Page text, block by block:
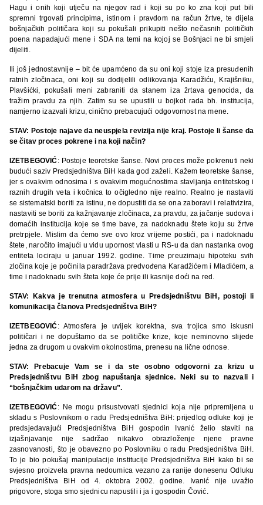
Hagu i onih koji utječu na njegov rad i koji su po ko zna koji put bili
spremni trgovati principima, istinom i pravdom na račun žrtve, te dijela
bošnjačkih političara koji su pokušali prikupiti nešto nečasnih političkih
poena napadajući mene i SDA na temi na kojoj se Bošnjaci ne bi smjeli
dijeliti.
Ili još jednostavnije – bit će upamćeno da su oni koji stoje iza presuđenih
ratnih zločinaca, oni koji su dodijelili odlikovanja Karadžiću, Krajišniku,
Plavšićki, pokušali meni zabraniti da stanem iza žrtava genocida, da
tražim pravdu za njih. Zatim su se upustili u bojkot rada bh. institucija,
namjerno izazvali krizu, cinično prebacujući odgovornost na mene.
STAV: Postoje najave da neuspjela revizija nije kraj. Postoje li šanse da
se čitav proces pokrene i na koji način?
IZETBEGOVIĆ: Postoje teoretske šanse. Novi proces može pokrenuti neki
budući saziv Predsjedništva BiH kada god zaželi. Kažem teoretske šanse,
jer s ovakvim odnosima i s ovakvim mogućnostima stavljanja entitetskog i
raznih drugih veta i kočnica to očigledno nije realno. Realno je nastaviti
se sistematski boriti za istinu, ne dopustiti da se ona zaboravi i relativizira,
nastaviti se boriti za kažnjavanje zločinaca, za pravdu, za jačanje sudova i
domaćih institucija koje se time bave, za nadoknadu štete koju su žrtve
pretrpjele. Mislim da ćemo sve ovo kroz vrijeme postići, pa i nadoknadu
štete, naročito imajući u vidu upornost vlasti u RS‑u da dan nastanka ovog
entiteta lociraju u januar 1992. godine. Time preuzimaju hipoteku svih
zločina koje je počinila paradržava predvođena Karadžićem i Mladićem, a
time i nadoknadu svih šteta koje će prije ili kasnije doći na red.
STAV: Kakva je trenutna atmosfera u Predsjedništvu BiH, postoji li
komunikacija članova Predsjedništva BiH?
IZETBEGOVIĆ: Atmosfera je uvijek korektna, sva trojica smo iskusni
političari i ne dopuštamo da se političke krize, koje neminovno slijede
jedna za drugom u ovakvim okolnostima, prenesu na lične odnose.
STAV: Prebacuje Vam se i da ste osobno odgovorni za krizu u
Predsjedništvu BiH zbog napuštanja sjednice. Neki su to nazvali i
“bošnjačkim udarom na državu”.
IZETBEGOVIĆ: Ne mogu prisustvovati sjednici koja nije pripremljena u
skladu s Poslovnikom o radu Predsjedništva BiH: prijedlog odluke koji je
predsjedavajući Predsjedništva BiH gospodin Ivanić želio staviti na
izjašnjavanje nije sadržao nikakvo obrazloženje njene pravne
zasnovanosti, što je obavezno po Poslovniku o radu Predsjedništva BiH.
To je bio pokušaj manipulacije institucije Predsjedništva BiH kako bi se
svjesno proizvela pravna nedoumica vezano za ranije donesenu Odluku
Predsjedništva BiH od 4. oktobra 2002. godine. Ivanić nije uvažio
prigovore, stoga smo sjednicu napustili i ja i gospodin Čović.